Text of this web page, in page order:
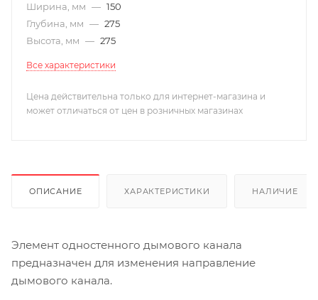
Ширина, мм — 150
Глубина, мм — 275
Высота, мм — 275
Все характеристики
Цена действительна только для интернет-магазина и
может отличаться от цен в розничных магазинах
ОПИСАНИЕ ХАРАКТЕРИСТИКИ НАЛИЧИЕ
Элемент одностенного дымового канала
предназначен для изменения направление
дымового канала.